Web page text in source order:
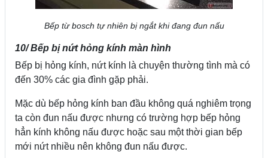
Bếp từ bosch tự nhiên bị ngắt khi đang đun nấu
10/ Bếp bị nứt hỏng kính màn hình
Bếp bị hỏng kính, nứt kính là chuyện thường tình mà có
đến 30% các gia đình gặp phải.
Mặc dù bếp hỏng kính ban đầu không quá nghiêm trọng
ta còn đun nấu được nhưng có trường hợp bếp hỏng
hẳn kính không nấu được hoặc sau một thời gian bếp
mới nứt nhiều nên không đun nấu được.